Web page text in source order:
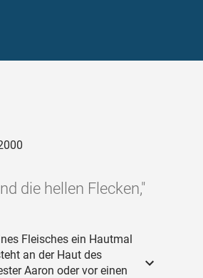
die hellen Flecken,"
Fleisches ein Hautmal
an der Haut des
Aaron oder vor einen